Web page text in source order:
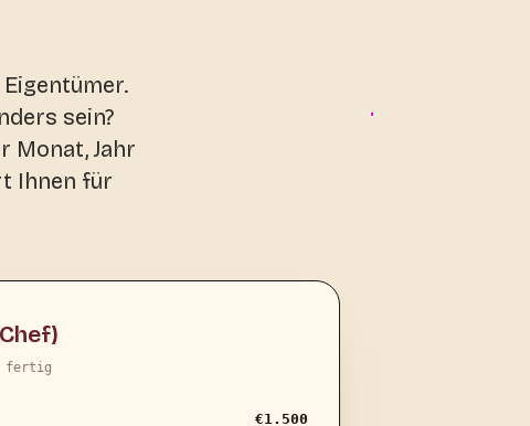
sein?
Monat, Jahr
Ihnen für
fertig
€1.500